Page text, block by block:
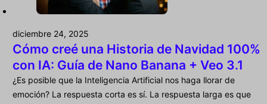
diciembre 24, 2025
Cómo creé una Historia de Navidad 100%
con IA: Guía de Nano Banana + Veo 3.1
¿Es posible que la Inteligencia Artificial nos haga llorar de
emoción? La respuesta corta es sí. La respuesta larga es que